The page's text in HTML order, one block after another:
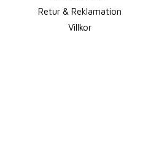
Retur & Reklamation
Villkor